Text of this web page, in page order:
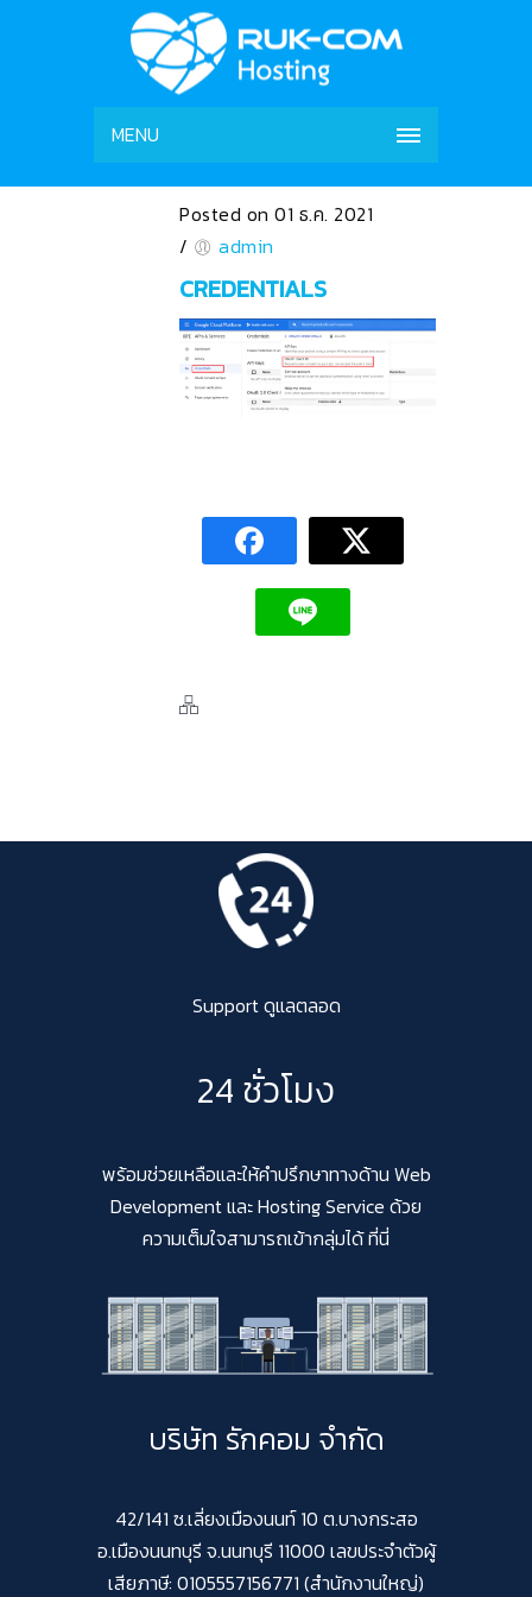
MENU
Posted on 01 ธ.ค. 2021
/
admin
CREDENTIALS
Support ดูแลตลอด
24 ชั่วโมง
พร้อมช่วยเหลือและให้คำปรึกษาทางด้าน Web
Development และ Hosting Service ด้วย
ความเต็มใจสามารถเข้ากลุ่มได้ ที่นี่
บริษัท รักคอม จำกัด
42/141 ซ.เลี่ยงเมืองนนท์ 10 ต.บางกระสอ
อ.เมืองนนทบุรี จ.นนทบุรี 11000 เลขประจำตัวผู้
เสียภาษี: 0105557156771 (สำนักงานใหญ่)